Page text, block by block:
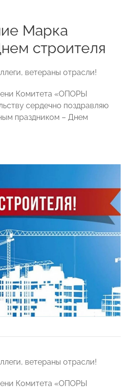
Марка
строителя
ветераны отрасли!
Комитета «ОПОРЫ
сердечно поздравляю
праздником – Днем
ветераны отрасли!
Комитета «ОПОРЫ